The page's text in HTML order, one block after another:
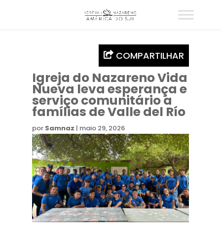
COMPARTILHAR
Igreja do Nazareno Vida
Nueva leva esperança e
serviço comunitário a
famílias de Valle del Río
por Samnaz | maio 29, 2026